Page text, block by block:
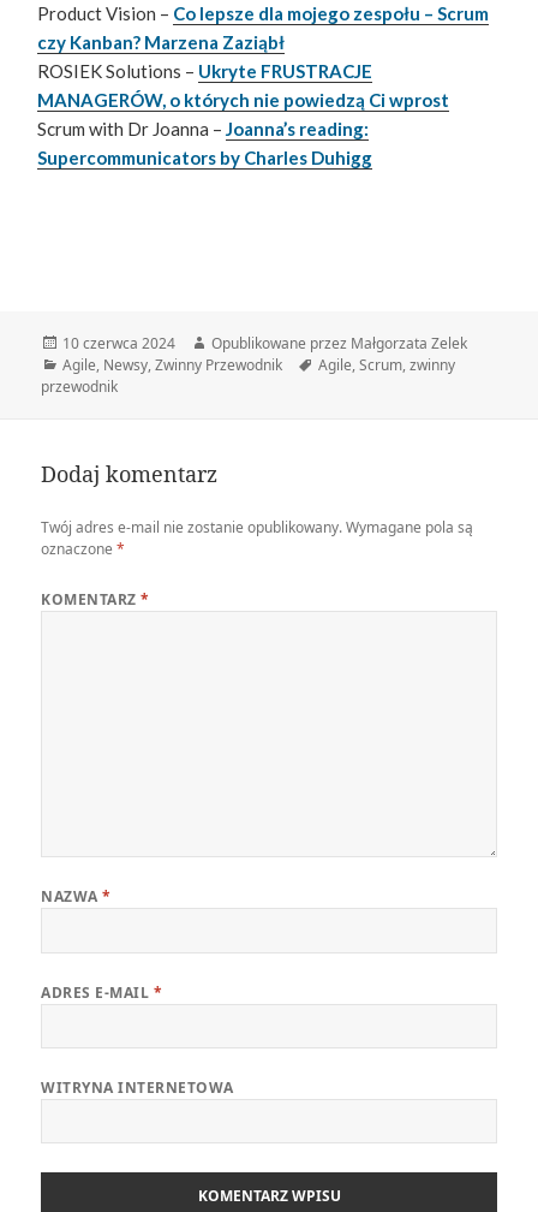
Product Vision – Co lepsze dla mojego zespołu – Scrum
czy Kanban? Marzena Zaziąbł
ROSIEK Solutions – Ukryte FRUSTRACJE
MANAGERÓW, o których nie powiedzą Ci wprost
Scrum with Dr Joanna – Joanna’s reading:
Supercommunicators by Charles Duhigg
Data
publikacji
10 czerwca 2024 Autor
Opublikowane przez Małgorzata Zelek
Kategorie
Agile, Newsy,Zwinny Przewodnik Tagi
Agile,Scrum,zwinny
przewodnik
Dodaj komentarz
Twój adres e-mail nie zostanie opublikowany. Wymagane pola są
oznaczone*
KOMENTARZ*
NAZWA*
ADRES E-MAIL *
WITRYNA INTERNETOWA